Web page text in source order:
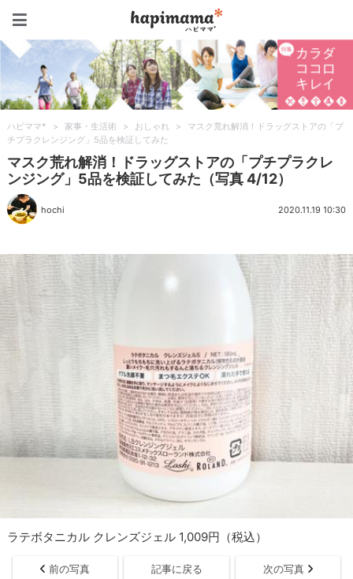
ハピママ* > 家事・生活術 > おしゃれ >
マスク荒れ解消！ドラッグストアの「プ
チプラクレンジング」5品を検証してみた
マスク荒れ解消！ドラッグストアの「プチプラクレ
ンジング」5品を検証してみた（写真 4/12）
hochi 2020.11.19 10:30
ラテボタニカル クレンズジェル 1,009円（税込）
前の写真 記事に戻る 次の写真